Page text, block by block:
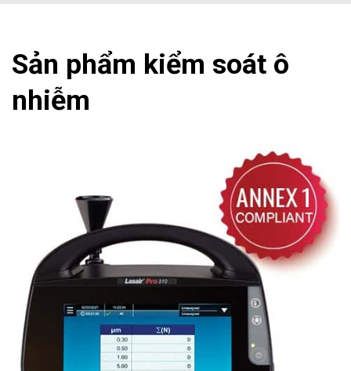
Sản phẩm kiểm soát ô
nhiễm